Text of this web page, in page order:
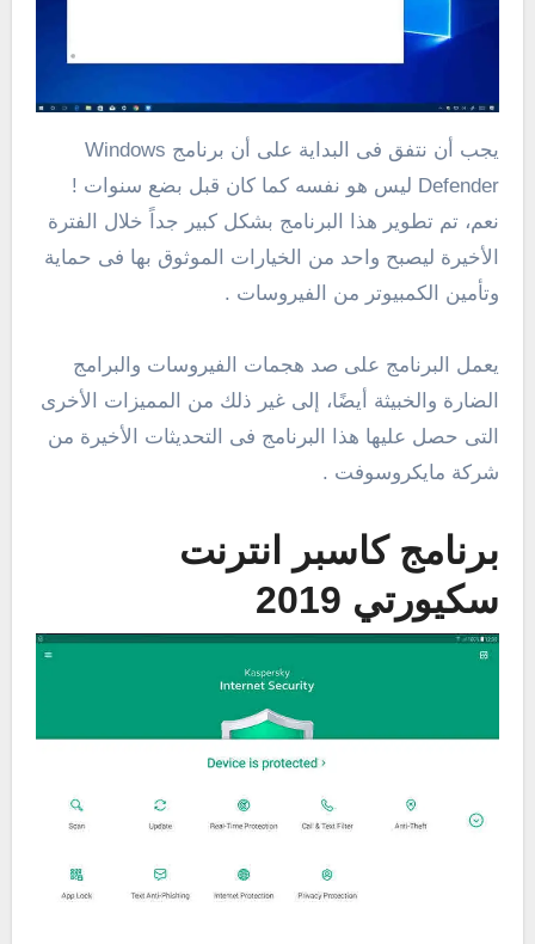
يجب أن نتفق فى البداية على أن برنامج Windows
Defender ليس هو نفسه كما كان قبل بضع سنوات !
نعم، تم تطوير هذا البرنامج بشكل كبير جداً خلال الفترة
الأخيرة ليصبح واحد من الخيارات الموثوق بها فى حماية
وتأمين الكمبيوتر من الفيروسات .
يعمل البرنامج على صد هجمات الفيروسات والبرامج
الضارة والخبيثة أيضًا، إلى غير ذلك من المميزات الأخرى
التى حصل عليها هذا البرنامج فى التحديثات الأخيرة من
شركة مايكروسوفت .
برنامج كاسبر انترنت
سكيورتي 2019